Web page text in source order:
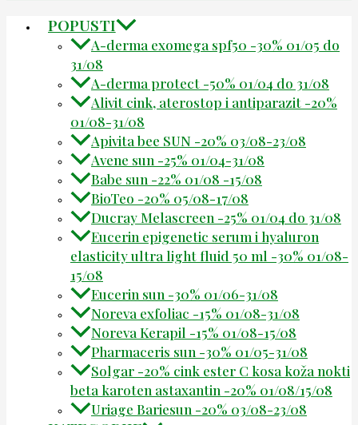
POPUSTI
A-derma exomega spf50 -30% 01/05 do
31/08
A-derma protect -50% 01/04 do 31/08
Alivit cink, aterostop i antiparazit -20%
01/08-31/08
Apivita bee SUN -20% 03/08-23/08
Avene sun -25% 01/04-31/08
Babe sun -22% 01/08 -15/08
BioTeo -20% 05/08-17/08
Ducray Melascreen -25% 01/04 do 31/08
Eucerin epigenetic serum i hyaluron
elasticity ultra light fluid 50 ml -30% 01/08-
15/08
Eucerin sun -30% 01/06-31/08
Noreva exfoliac -15% 01/08-31/08
Noreva Kerapil -15% 01/08-15/08
Pharmaceris sun -30% 01/05-31/08
Solgar -20% cink ester C kosa koža nokti
beta karoten astaxantin -20% 01/08/15/08
Uriage Bariesun -20% 03/08-23/08